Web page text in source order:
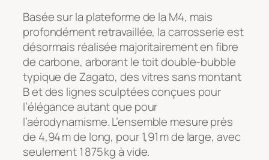
Basée sur la plateforme de la M4, mais
profondément retravaillée, la carrosserie est
désormais réalisée majoritairement en fibre
de carbone, arborant le toit double-bubble
typique de Zagato, des vitres sans montant
B et des lignes sculptées conçues pour
l’élégance autant que pour
l’aérodynamisme. L’ensemble mesure près
de 4,94 m de long, pour 1,91 m de large, avec
seulement 1 875 kg à vide.